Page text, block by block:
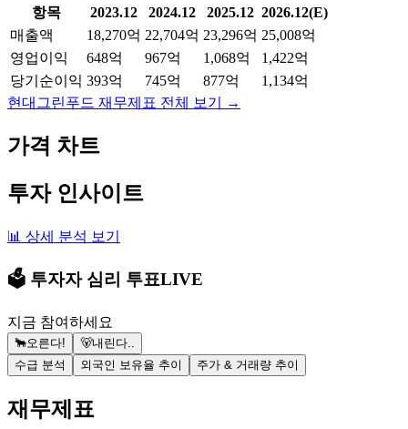
항목 2023.12 2024.12 2025.12 2026.12(E)
매출액
18,270억 22,704억 23,296억 25,008억
영업이익
648억 967억 1,068억
1,422억
당기순이익 393억 745억 877억
1,134억
현대그린푸드 재무제표 전체 보기 →
가격 차트
투자 인사이트
📊 상세 분석 보기
🗳️ 투자자 심리 투표LIVE
지금 참여하세요
🐂오른다! 🐻내린다..
수급 분석
외국인 보유율 추이 주가 & 거래량 추이
재무제표